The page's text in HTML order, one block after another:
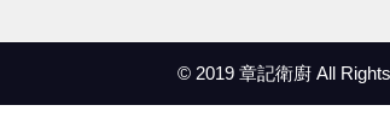
© 2019 章記衛廚 All